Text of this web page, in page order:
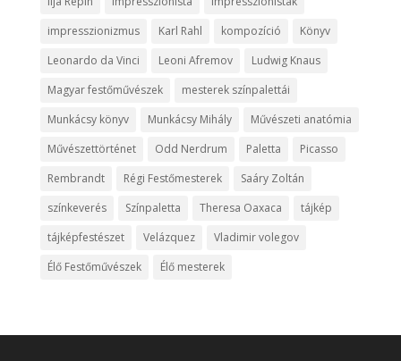
impresszionizmus
Karl Rahl kompozíció
Könyv
Leonardo da Vinci
Leoni Afremov
Ludwig Knaus
Magyar festőművészek
mesterek színpalettái
Munkácsy könyv
Munkácsy Mihály
Művészeti anatómia
Művészettörténet
Odd Nerdrum Paletta
Picasso
Rembrandt
Régi Festőmesterek
Saáry Zoltán
színkeverés
Színpaletta Theresa Oaxaca
tájkép
tájképfestészet
Velázquez
Vladimir volegov
Élő Festőművészek
Élő mesterek